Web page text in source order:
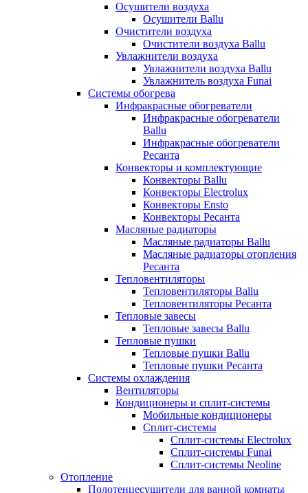
Осушители воздуха
Осушители Ballu
Очистители воздуха
Очистители воздуха Ballu
Увлажнители воздуха
Увлажнители воздуха Ballu
Увлажнитель воздуха Funai
Системы обогрева
Инфракрасные обогреватели
Инфракрасные обогреватели
Ballu
Инфракрасные обогреватели
Ресанта
Конвекторы и комплектующие
Конвекторы Ballu
Конвекторы Electrolux
Конвекторы Ensto
Конвекторы Ресанта
Масляные радиаторы
Масляные радиаторы Ballu
Масляные радиаторы отопления
Ресанта
Тепловентиляторы
Тепловентиляторы Ballu
Тепловентиляторы Ресанта
Тепловые завесы
Тепловые завесы Ballu
Тепловые пушки
Тепловые пушки Ballu
Тепловые пушки Ресанта
Системы охлаждения
Вентиляторы
Кондиционеры и сплит-системы
Мобильные кондиционеры
Сплит-системы
Сплит-системы Electrolux
Сплит-системы Funai
Сплит-системы Neoline
Отопление
Полотенцесушители для ванной комнаты